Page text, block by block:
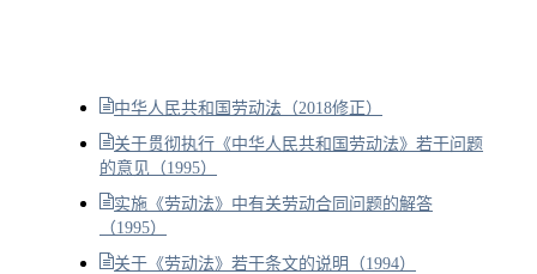
中华人民共和国劳动法（2018修正）
关于贯彻执行《中华人民共和国劳动法》若干问题
的意见（1995）
实施《劳动法》中有关劳动合同问题的解答
（1995）
关于《劳动法》若干条文的说明（1994）